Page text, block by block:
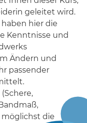
geleitet wird.
hier die
Kenntnisse und
Ändern und
passender
die